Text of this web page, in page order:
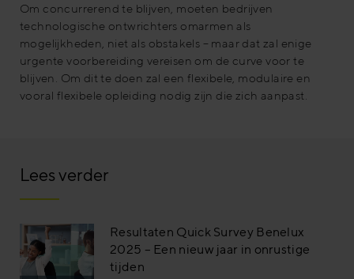
Om concurrerend te blijven, moeten bedrijven
technologische ontwrichters omarmen als
mogelijkheden, niet als obstakels – maar dat zal enige
urgente voorbereiding vereisen om de curve voor te
blijven. Om dit te doen zal een flexibele, modulaire en
vooral flexibele opleiding nodig zijn die zich aanpast.
Lees verder
Resultaten Quick Survey Benelux
2025 – Een nieuw jaar in onrustige
tijden